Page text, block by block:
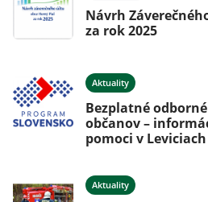
Návrh
za rok 2025
Aktuality
Bezplatné
občanov –
pomoci v Leviciach
Aktuality